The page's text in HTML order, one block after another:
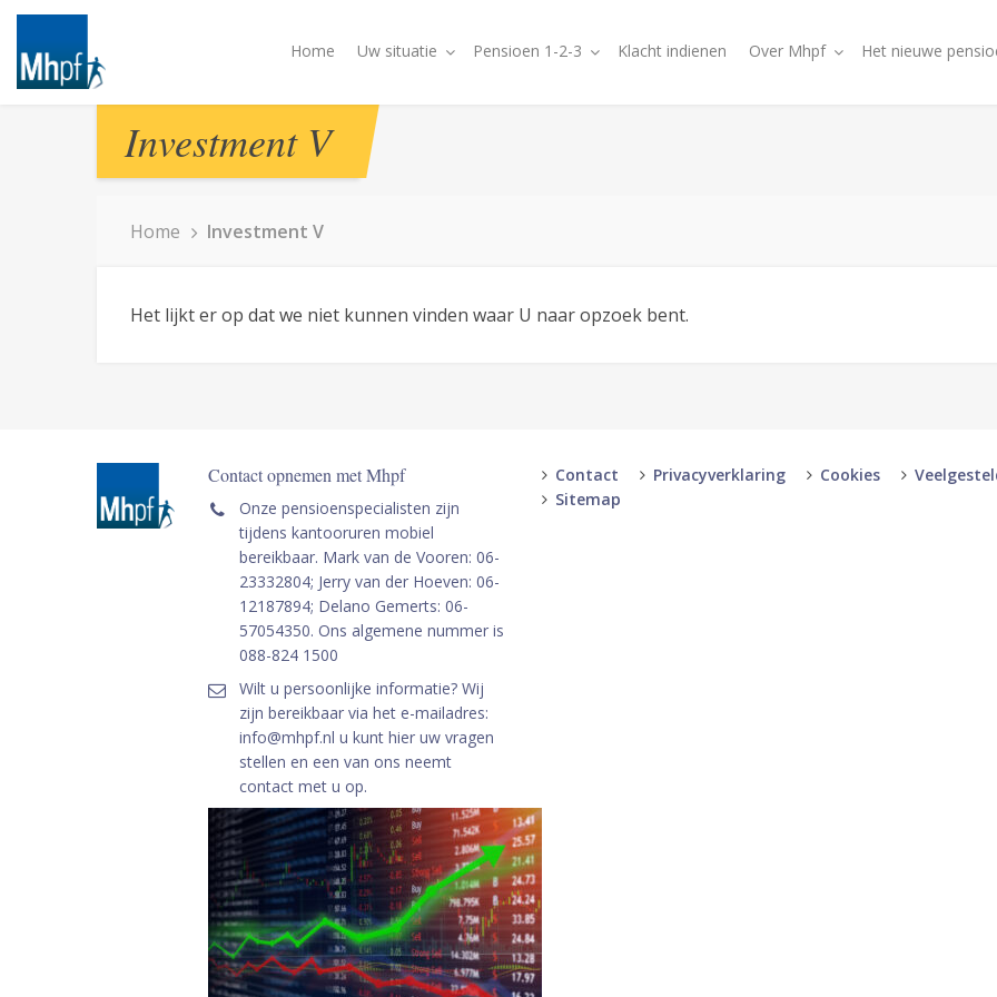
Home Uw situatie Pensioen 1-2-3 Klacht indienen Over Mhpf Het nieuwe
Investment V
Home Investment V
Het lijkt er op dat we niet kunnen vinden waar U naar opzoek bent.
Contact opnemen met Mhpf
Onze pensioenspecialisten zijn
tijdens kantooruren mobiel
bereikbaar. Mark van de Vooren: 06-
23332804; Jerry van der Hoeven: 06-
12187894; Delano Gemerts: 06-
57054350. Ons algemene nummer is
088-824 1500
Wilt u persoonlijke informatie? Wij
zijn bereikbaar via het e-mailadres:
info@mhpf.nl u kunt hier uw vragen
stellen en een van ons neemt
contact met u op.
Contact Privacyverklaring Cookies
Sitemap